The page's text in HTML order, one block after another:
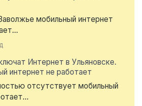
мобильный интернет
Интернет в Ульяновске.
интернет не работает
отсутствует мобильный